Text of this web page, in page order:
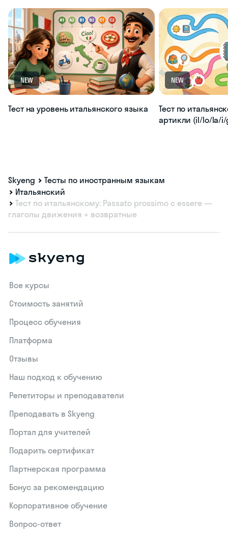
NEW
Тест на уровень итальянского языка
NEW
Тест по
артикли (il/lo/la/
Skyeng
Тесты по иностранным языкам
Итальянский
Тест по итальянскому: Passato prossimo с essere —
глаголы движения + возвратные
Все курсы
Стоимость занятий
Процесс обучения
Платформа
Отзывы
Наш подход к обучению
Репетиторы и преподаватели
Преподавать в Skyeng
Портал для учителей
Подарить сертификат
Партнерская программа
Бонус за рекомендацию
Корпоративное обучение
Вопрос-ответ